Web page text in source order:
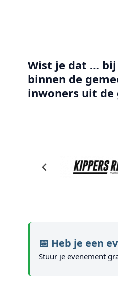
Wist je dat … bij
binnen de
inwoners uit de
📅 Heb je een
Stuur je evenement